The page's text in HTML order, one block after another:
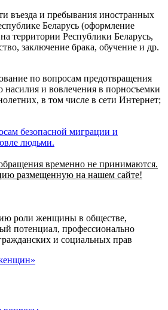
въезда и пребывания иностранных
Беларусь (оформление
территории Республики Беларусь,
заключение брака, обучение и др.
по вопросам предотвращения
насилия и вовлечения в порносъемки
в том числе в сети Интернет;
безопасной миграции и
людьми.
временно не принимаются.
размещенную на нашем сайте!
роли женщины в обществе,
потенциал, профессионально
и социальных прав